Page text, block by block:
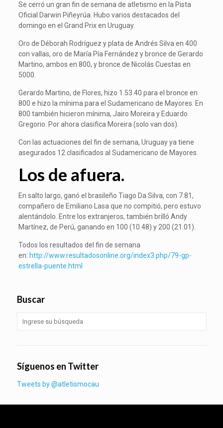
Se cerró un gran fin de semana de atletismo en la Pista
Oficial Darwin Piñeyrúa. Hubo varios destacados del
domingo en el Grand Prix en Uruguay.
Oro de Déborah Rodríguez y plata de Andrés Silva en 400
con vallas, oro de María Pía Fernández y bronce de Gerardo
Martino, ambos en 800, y bronce de Nicolás Cuestas en
5000.
Gerardo Martino, de Flores, hizo 1.53.40 para el bronce en
800 e hizo la mínima para el Sudamericano de Mayores. En
800 también hicieron mínima, Jairo Moreira y Eduardo
Gregorio. Por ahora clasifica Moreira (solo van dos).
Con las actuaciones del fin de semana, Uruguay ya tiene
asegurados 12 clasificados al Sudamericano de Mayores.
Los de afuera.
En salto largo, ganó el brasileño Tiago Da Silva, con 7.81,
compañero de Emiliano Lasa que no compitió, pero estuvo
alentándolo. Entre los extranjeros, también brilló Andy
Martínez, de Perú, ganando en 100 (10.48) y 200 (21.01).
Todos los resultados del fin de semana
en: http://www.resultadosonline.org/index3.php/79-gp-
estrella-puente.html
Buscar
Síguenos en Twitter
Tweets by @atletismocau